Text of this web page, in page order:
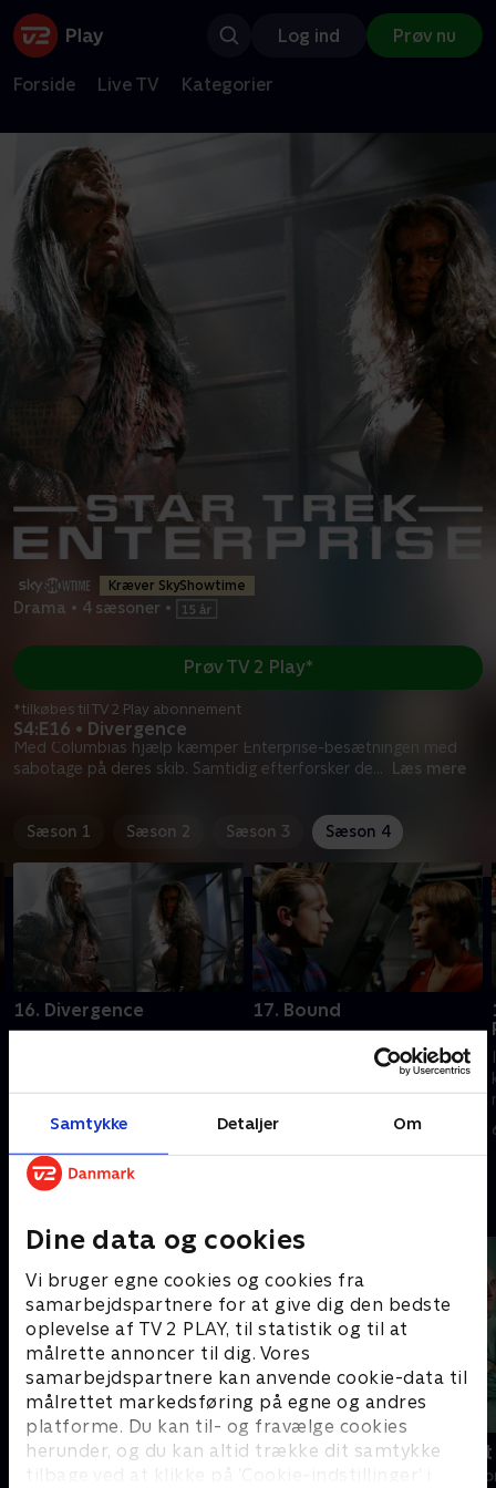
Samtykke Detaljer Om
Dine data og cookies
Vi bruger egne cookies og cookies fra
samarbejdspartnere for at give dig den bedste
oplevelse af TV 2 PLAY, til statistik og til at
målrette annoncer til dig. Vores
samarbejdspartnere kan anvende cookie-data til
målrettet markedsføring på egne og andres
platforme. Du kan til- og fravælge cookies
herunder, og du kan altid trække dit samtykke
tilbage ved at klikke på ’Cookie-indstillinger’ i
Log ind Prøv nu
Forside Live TV Kategorier
Kræver SkyShowtime
Drama • 4 sæsoner •
S4:E16 • Divergence
Med Columbias hjælp kæmper Enterprise-besætningen med
sabotage på deres skib. Samtidig efterforsker de
Læs mere
Prøv TV 2 Play*
*tilkøbes til TV 2 Play abonnement
Sæson 1 Sæson 2 Sæson 3 Sæson 4
16. Divergence
kidnapning.
6. oktober 2023 • 40 min
17. Bound
som tak for at have forhandlet
med Orion-syndikatet.
Happy fucking Pride Fake Patient
Drama • 1